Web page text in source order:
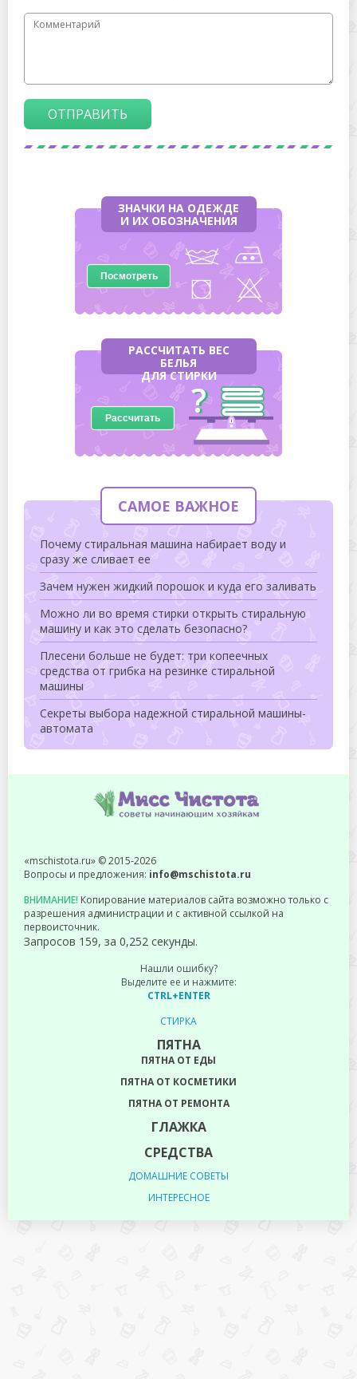
ОТПРАВИТЬ
ЗНАЧКИ НА ОДЕЖДЕ
И ИХ ОБОЗНАЧЕНИЯ
Посмотреть
РАССЧИТАТЬ ВЕС
БЕЛЬЯ
ДЛЯ СТИРКИ
Рассчитать
САМОЕ ВАЖНОЕ
Почему стиральная машина набирает воду и
сразу же сливает ее
Зачем нужен жидкий порошок и куда его заливать
Можно ли во время стирки открыть стиральную
машину и как это сделать безопасно?
Плесени больше не будет: три копеечных
средства от грибка на резинке стиральной
машины
Секреты выбора надежной стиральной машины-
автомата
«mschistota.ru» © 2015-2026
Вопросы и предложения: info@mschistota.ru
ВНИМАНИЕ! Копирование материалов сайта возможно только с
разрешения администрации и с активной ссылкой на
первоисточник.
Запросов 159, за 0,252 секунды.
Нашли ошибку?
Выделите ее и нажмите:
CTRL+ENTER
СТИРКА
ПЯТНА
ПЯТНА ОТ ЕДЫ
ПЯТНА ОТ КОСМЕТИКИ
ПЯТНА ОТ РЕМОНТА
ГЛАЖКА
СРЕДСТВА
ДОМАШНИЕ СОВЕТЫ
ИНТЕРЕСНОЕ